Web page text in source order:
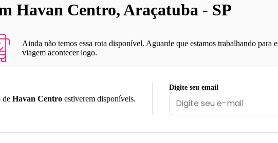
Havan Centro, Araçatuba - SP
Ainda não temos essa rota disponível. Aguarde que estamos trabalhando para
viagem acontecer logo.
de Havan Centro estiverem disponíveis.
Digite seu email